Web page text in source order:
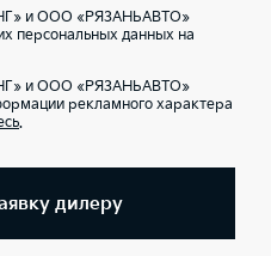
и ООО «РЯЗАНЬАВТО»
персональных данных на
и ООО «РЯЗАНЬАВТО»
рекламного характера
.
дилеру